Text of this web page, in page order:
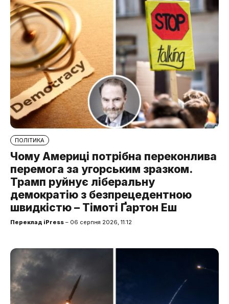
ПОЛІТИКА
Чому Америці потрібна переконлива
перемога за угорським зразком.
Трамп руйнує ліберальну
демократію з безпрецедентною
швидкістю – Тімоті Ґартон Еш
Переклад iPress – 06 серпня 2026, 11:12